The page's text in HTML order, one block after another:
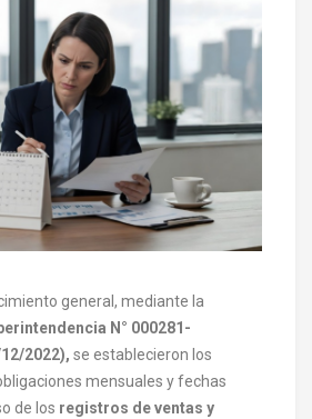
general, mediante la
N° 000281-
2022), se establecieron los
mensuales y fechas
de los registros de ventas y